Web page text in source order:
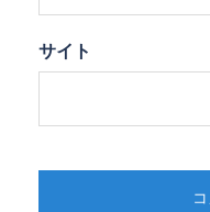
サイト